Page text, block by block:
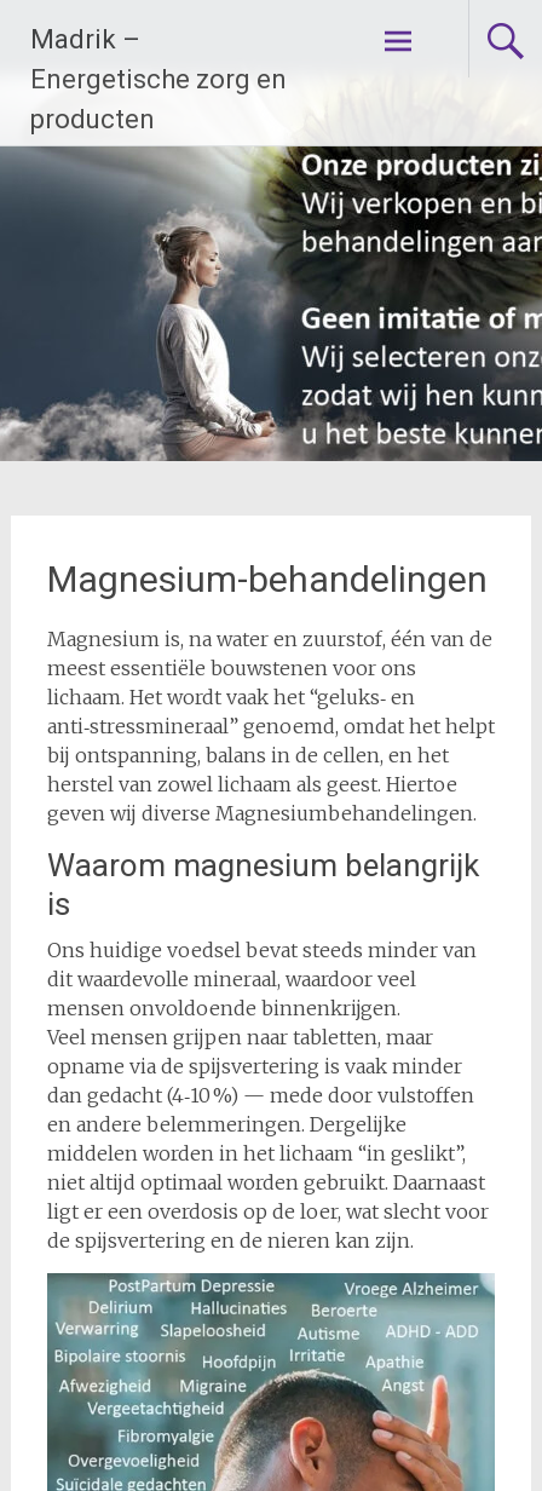
naarMadrik –
Energetische zorg en
producten
Magnesium-behandelingen
Magnesium is, na water en zuurstof, één van de
meest essentiële bouwstenen voor ons
lichaam. Het wordt vaak het “geluks‑ en
anti‑stressmineraal” genoemd, omdat het helpt
bij ontspanning, balans in de cellen, en het
herstel van zowel lichaam als geest. Hiertoe
geven wij diverse Magnesiumbehandelingen.
Waarom magnesium belangrijk
is
Ons huidige voedsel bevat steeds minder van
dit waardevolle mineraal, waardoor veel
mensen onvoldoende binnenkrijgen.
Veel mensen grijpen naar tabletten, maar
opname via de spijsvertering is vaak minder
dan gedacht (4‑10 %) — mede door vulstoffen
en andere belemmeringen. Dergelijke
middelen worden in het lichaam “in geslikt”,
niet altijd optimaal worden gebruikt. Daarnaast
ligt er een overdosis op de loer, wat slecht voor
de spijsvertering en de nieren kan zijn.